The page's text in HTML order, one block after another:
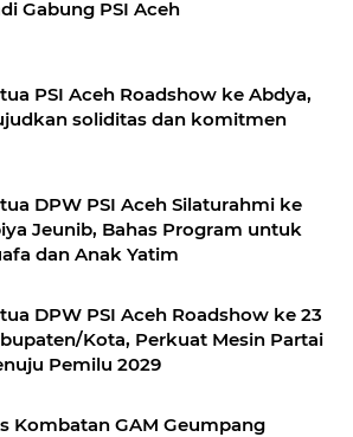
Gabung PSI Aceh
PSI Aceh Roadshow ke Abdya,
soliditas dan komitmen
DPW PSI Aceh Silaturahmi ke
Jeunib, Bahas Program untuk
dan Anak Yatim
DPW PSI Aceh Roadshow ke 23
Kota, Perkuat Mesin Partai
Pemilu 2029
Kombatan GAM Geumpang